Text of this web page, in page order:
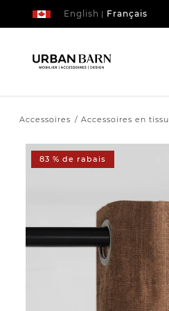
| Français
English
Accessoires Accessoires en tissu
83 % de rabais